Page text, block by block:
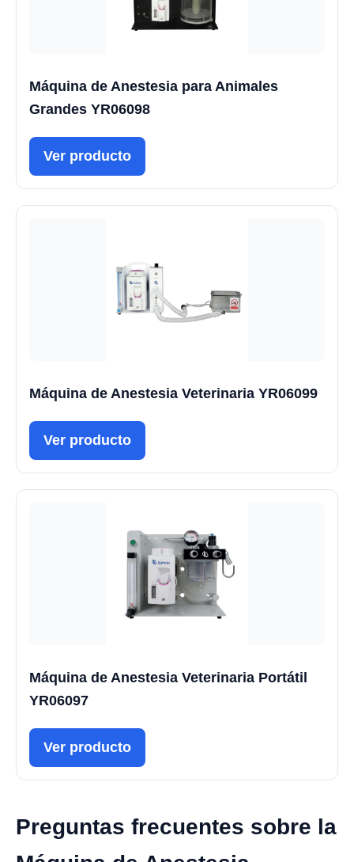
Máquina de Anestesia para Animales
Grandes YR06098
Ver producto
Máquina de Anestesia Veterinaria YR06099
Ver producto
Máquina de Anestesia Veterinaria Portátil
YR06097
Ver producto
Preguntas frecuentes sobre la